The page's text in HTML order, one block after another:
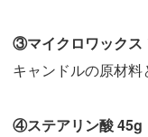
③マイクロワックス
キャンドルの原材料
④ステアリン酸 45g